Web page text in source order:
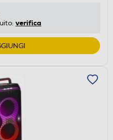
verifica